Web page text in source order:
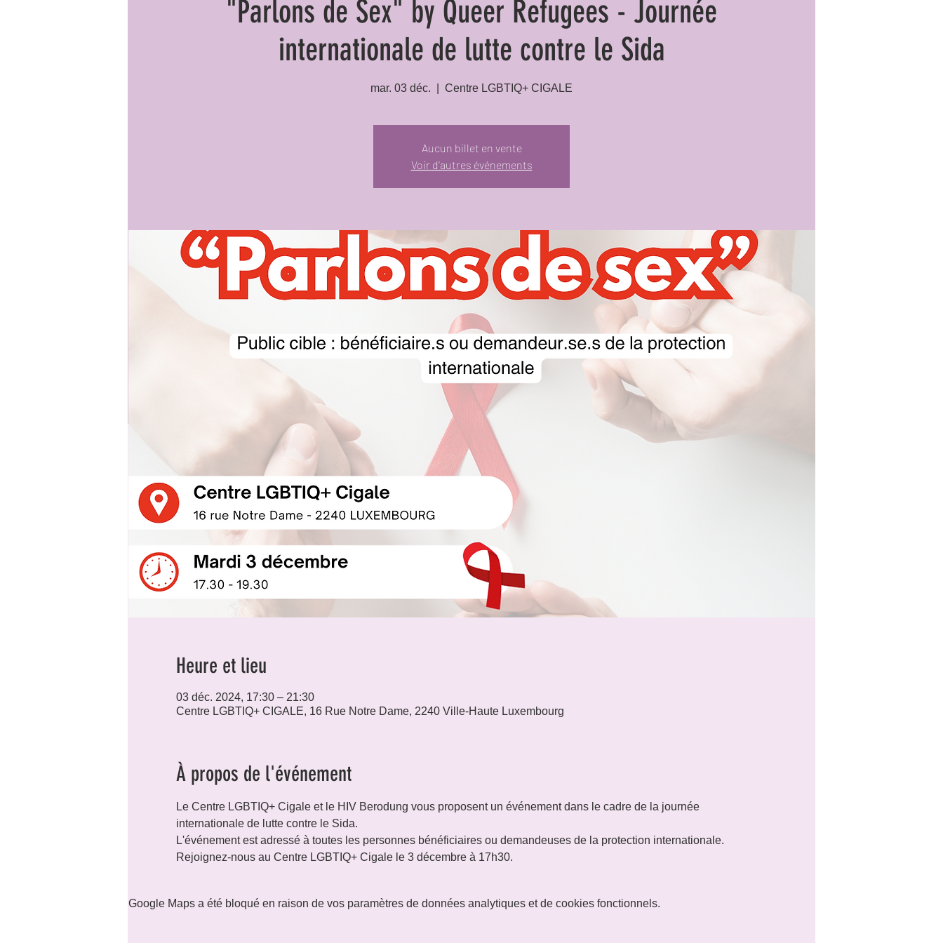
"Parlons de Sex" by Queer Refugees - Journée
internationale de lutte contre le Sida
mar. 03 déc. Centre LGBTIQ+ CIGALE
Aucun billet en vente
Voir d'autres événements
Heure et lieu
03 déc. 2024, 17:30 – 21:30
Centre LGBTIQ+ CIGALE, 16 Rue Notre Dame, 2240 Ville-Haute Luxembourg
À propos de l'événement
Le Centre LGBTIQ+ Cigale et le HIV Berodung vous proposent un événement dans le cadre de la journée
internationale de lutte contre le Sida.
L'événement est adressé à toutes les personnes bénéficiaires ou demandeuses de la protection internationale.
Rejoignez-nous au Centre LGBTIQ+ Cigale le 3 décembre à 17h30.
Google Maps a été bloqué en raison de vos paramètres de données analytiques et de cookies fonctionnels.